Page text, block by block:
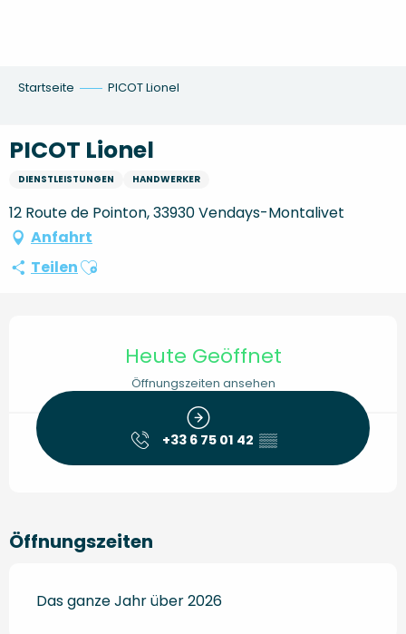
Startseite PICOT Lionel
PICOT Lionel
DIENSTLEISTUNGEN HANDWERKER
12 Route de Pointon, 33930 Vendays-Montalivet
Anfahrt
TeilenAjouter aux favoris
Heute Geöffnet
Öffnungszeiten ansehen
+33 6 75 01 42 ▒▒
Öffnungszeiten
Das ganze Jahr über 2026